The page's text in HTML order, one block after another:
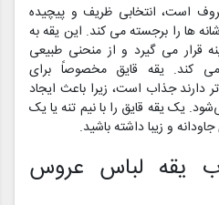
است، انتخابی ظریف و پیچیده
ها را برجسته می کند. این یقه به
می گیرد و از منحنی طبیعی
کند. یقه قایق مخصوصاً برای
جذاب است، زیرا باعث ایجاد
یک یقه قایق را با نیم تنه یا یک
یقه لباس عروس